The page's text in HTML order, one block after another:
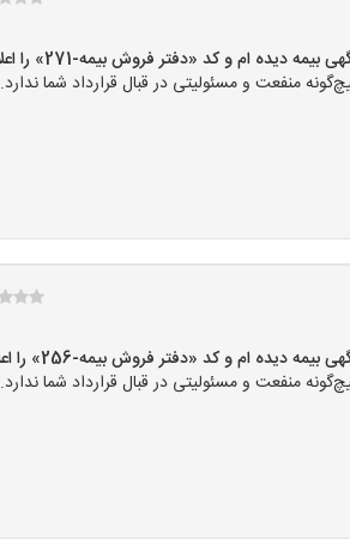
و کد «دفتر فروش بیمه-271» را اعلام کنید»
منفعت و مسئولیتی در قبال قرارداد شما ندارد.
و کد «دفتر فروش بیمه-256» را اعلام کنید»
منفعت و مسئولیتی در قبال قرارداد شما ندارد.